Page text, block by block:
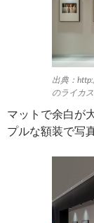
出典：
のライカ
マットで余白が
プルな額装で写